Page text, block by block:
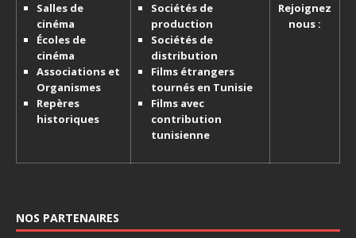
Salles de
cinéma
Écoles de
cinéma
Associations et
Organismes
Repères
historiques
Sociétés de
production
Sociétés de
distribution
Films étrangers
tournés en Tunisie
Films avec
contribution
tunisienne
Rejoignez
nous :
NOS PARTENAIRES